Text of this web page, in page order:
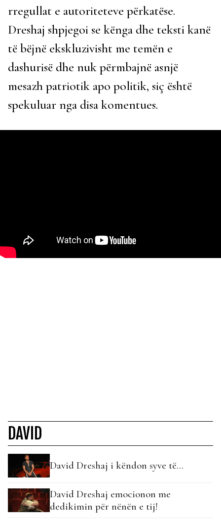
rregullat e autoriteteve përkatëse.
Dreshaj shpjegoi se kënga dhe teksti kanë
të bëjnë ekskluzivisht me temën e
dashurisë dhe nuk përmbajnë asnjë
mesazh patriotik apo politik, siç është
spekuluar nga disa komentues.
DAVID
David Dreshaj i këndon syve të…
David Dreshaj emocionon me
dedikimin për nënën e tij!